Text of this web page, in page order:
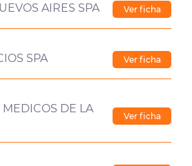
AIRES SPA Ver ficha
SPA Ver ficha
DE LA
Ver ficha